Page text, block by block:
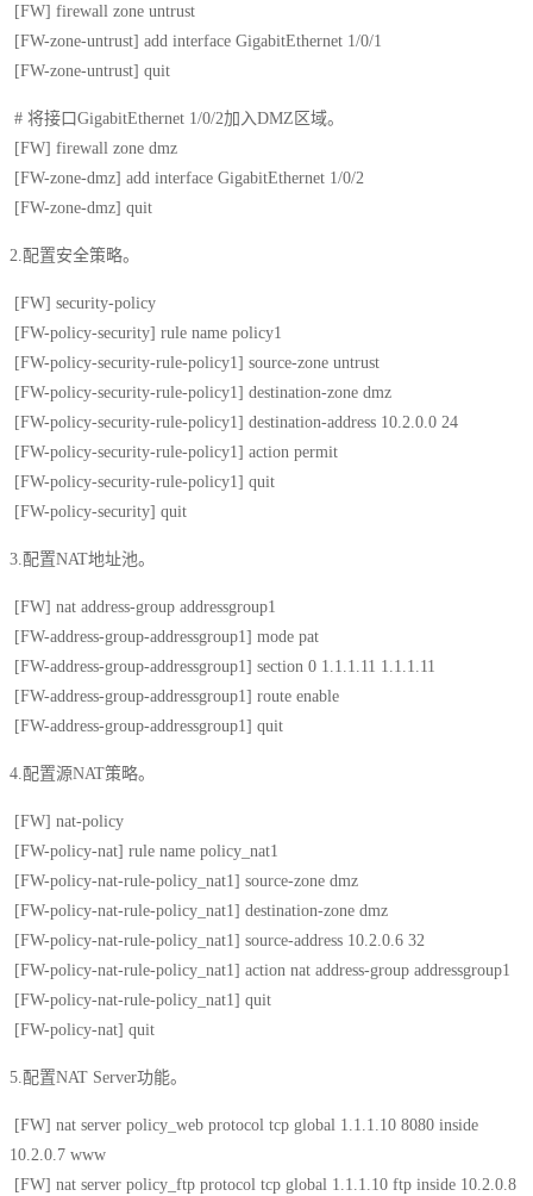
[FW] firewall zone untrust
[FW-zone-untrust] add interface GigabitEthernet 1/0/1
[FW-zone-untrust] quit
# 将接口GigabitEthernet 1/0/2加入DMZ区域。
[FW] firewall zone dmz
[FW-zone-dmz] add interface GigabitEthernet 1/0/2
[FW-zone-dmz] quit
2.配置安全策略。
[FW] security-policy
[FW-policy-security] rule name policy1
[FW-policy-security-rule-policy1] source-zone untrust
[FW-policy-security-rule-policy1] destination-zone dmz
[FW-policy-security-rule-policy1] destination-address 10.2.0.0 24
[FW-policy-security-rule-policy1] action permit
[FW-policy-security-rule-policy1] quit
[FW-policy-security] quit
3.配置NAT地址池。
[FW] nat address-group addressgroup1
[FW-address-group-addressgroup1] mode pat
[FW-address-group-addressgroup1] section 0 1.1.1.11 1.1.1.11
[FW-address-group-addressgroup1] route enable
[FW-address-group-addressgroup1] quit
4.配置源NAT策略。
[FW] nat-policy
[FW-policy-nat] rule name policy_nat1
[FW-policy-nat-rule-policy_nat1] source-zone dmz
[FW-policy-nat-rule-policy_nat1] destination-zone dmz
[FW-policy-nat-rule-policy_nat1] source-address 10.2.0.6 32
[FW-policy-nat-rule-policy_nat1] action nat address-group addressgroup1
[FW-policy-nat-rule-policy_nat1] quit
[FW-policy-nat] quit
5.配置NAT Server功能。
[FW] nat server policy_web protocol tcp global 1.1.1.10 8080 inside
10.2.0.7 www
[FW] nat server policy_ftp protocol tcp global 1.1.1.10 ftp inside 10.2.0.8